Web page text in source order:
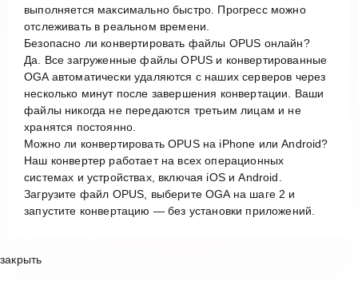
выполняется максимально быстро. Прогресс можно
отслеживать в реальном времени.
Безопасно ли конвертировать файлы OPUS онлайн?
Да. Все загруженные файлы OPUS и конвертированные
OGA автоматически удаляются с наших серверов через
несколько минут после завершения конвертации. Ваши
файлы никогда не передаются третьим лицам и не
хранятся постоянно.
Можно ли конвертировать OPUS на iPhone или Android?
Наш конвертер работает на всех операционных
системах и устройствах, включая iOS и Android.
Загрузите файл OPUS, выберите OGA на шаге 2 и
запустите конвертацию — без установки приложений.
закрыть